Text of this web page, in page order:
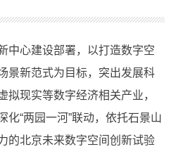
心建设部署，以打造数字空
景新范式为目标，突出发展科
拟现实等数字经济相关产业，
化“两园一河”联动，依托石景山
的北京未来数字空间创新试验